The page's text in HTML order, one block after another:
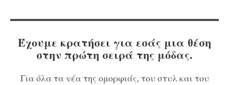
Έχουμε κρατήσει για εσάς μια θέση
στην πρώτη σειρά της μόδας.
Για όλα τα νέα της ομορφιάς, του στυλ και του